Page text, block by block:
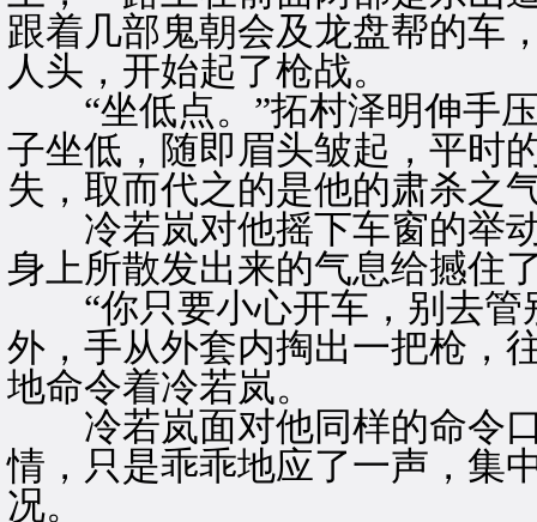
跟着几部鬼朝会及龙盘帮的车
人头，开始起了枪战。
“坐低点。”拓村泽明伸手压
子坐低，随即眉头皱起，平时
失，取而代之的是他的肃杀之
冷若岚对他摇下车窗的举动
身上所散发出来的气息给撼住
“你只要小心开车，别去管
外，手从外套内掏出一把枪，
地命令着冷若岚。
冷若岚面对他同样的命令口
情，只是乖乖地应了一声，集
况。